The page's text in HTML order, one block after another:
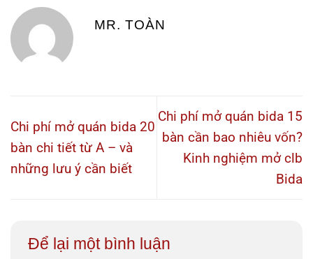
MR. TOÀN
Chi phí mở quán bida 20
bàn chi tiết từ A – và
những lưu ý cần biết
Chi phí mở quán bida 15
bàn cần bao nhiêu vốn?
Kinh nghiệm mở clb
Bida
Để lại một bình luận